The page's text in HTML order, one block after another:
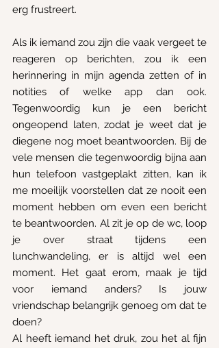
erg frustreert.
Als ik iemand zou zijn die vaak vergeet te
reageren op berichten, zou ik een
herinnering in mijn agenda zetten of in
notities of welke app dan ook.
Tegenwoordig kun je een bericht
ongeopend laten, zodat je weet dat je
diegene nog moet beantwoorden. Bij de
vele mensen die tegenwoordig bijna aan
hun telefoon vastgeplakt zitten, kan ik
me moeilijk voorstellen dat ze nooit een
moment hebben om even een bericht
te beantwoorden. Al zit je op de wc, loop
je over straat tijdens een
lunchwandeling, er is altijd wel een
moment. Het gaat erom, maak je tijd
voor iemand anders? Is jouw
vriendschap belangrijk genoeg om dat te
doen?
Al heeft iemand het druk, zou het al fijn